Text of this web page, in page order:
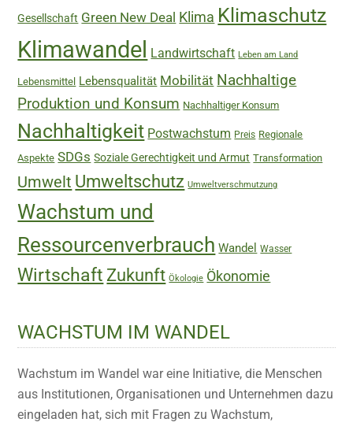
Gesellschaft Green New Deal Klima Klimaschutz
Klimawandel Landwirtschaft Leben am Land
Lebensmittel Lebensqualität Mobilität Nachhaltige
Produktion und Konsum Nachhaltiger Konsum
Nachhaltigkeit Postwachstum Preis Regionale
Aspekte SDGs Soziale Gerechtigkeit und Armut Transformation
Umwelt Umweltschutz Umweltverschmutzung
Wachstum und
Ressourcenverbrauch Wandel Wasser
Wirtschaft Zukunft Ökologie Ökonomie
WACHSTUM IM WANDEL
Wachstum im Wandel war eine Initiative, die Menschen
aus Institutionen, Organisationen und Unternehmen dazu
eingeladen hat, sich mit Fragen zu Wachstum,